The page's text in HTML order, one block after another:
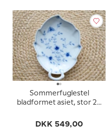
Sommerfuglestel
bladformet asiet, stor 25
199 eller 357
DKK 549,00